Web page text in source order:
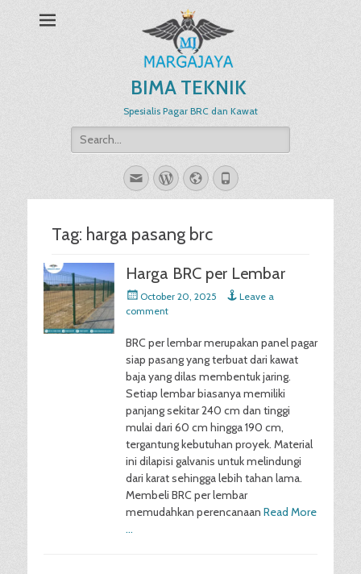
BIMA TEKNIK
Spesialis Pagar BRC dan Kawat
Search
for:
EmailWordPress
WebsitePhone
Tag: harga pasang brc
Harga BRC per Lembar
Posted
on
October 20, 2025
Leave a
comment
BRC per lembar merupakan panel pagar
siap pasang yang terbuat dari kawat
baja yang dilas membentuk jaring.
Setiap lembar biasanya memiliki
panjang sekitar 240 cm dan tinggi
mulai dari 60 cm hingga 190 cm,
tergantung kebutuhan proyek. Material
ini dilapisi galvanis untuk melindungi
dari karat sehingga lebih tahan lama.
Membeli BRC per lembar
memudahkan perencanaan Read More
…